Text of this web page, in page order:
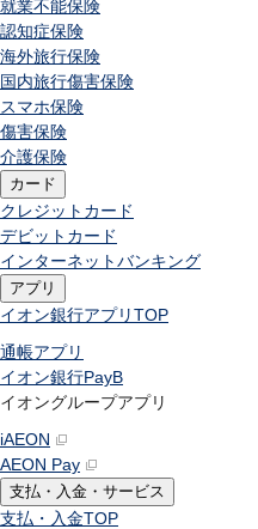
就業不能保険
認知症保険
海外旅行保険
国内旅行傷害保険
スマホ保険
傷害保険
介護保険
カード
クレジットカード
デビットカード
インターネットバンキング
アプリ
イオン銀行アプリTOP
通帳アプリ
イオン銀行PayB
イオングループアプリ
iAEON
AEON Pay
支払・入金・サービス
支払・入金TOP